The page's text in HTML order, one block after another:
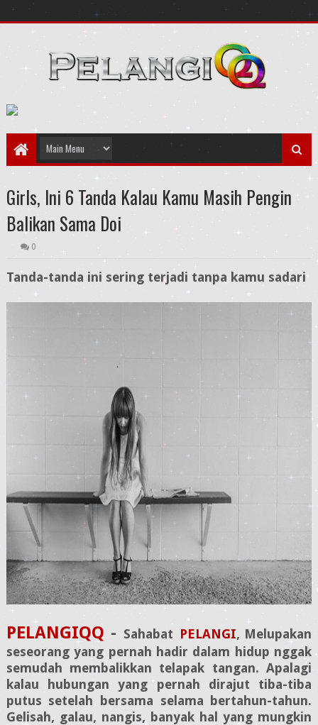
Girls, Ini 6 Tanda Kalau Kamu Masih Pengin
Balikan Sama Doi
0
Tanda-tanda ini sering terjadi tanpa kamu sadari
PELANGIQQ - Sahabat PELANGI, Melupakan
seseorang yang pernah hadir dalam hidup nggak
semudah membalikkan telapak tangan. Apalagi
kalau hubungan yang pernah dirajut tiba-tiba
putus setelah bersama selama bertahun-tahun.
Gelisah, galau, nangis, banyak hal yang mungkin